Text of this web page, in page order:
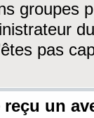
groupes
pas
un